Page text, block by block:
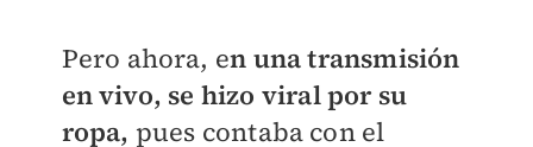
Pero ahora, en una transmisión
en vivo, se hizo viral por su
ropa, pues contaba con el